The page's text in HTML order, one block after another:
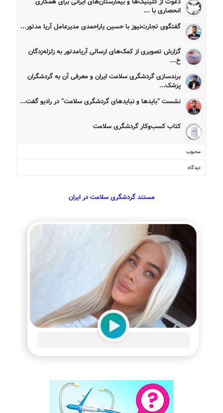
انحصاری با ...
گفتگوی تجارت‌نیوز با حسین یاراحمدی مدیرعامل آریا مدتور...
گزارش تصویری از کمک‌های ارسالی آریامدتور به زلزله‌زدگان
خ...
برندسازی گردشگری سلامت ایران و معرفی آن به گردشگران
پزشک...
نشست “بایدها و نبایدهای گردشگری سلامت” در رادیو گفت...
کتاب کسب‌وکار گردشگری سلامت
محبوب
دیدگاه
مستند گردشگری سلامت در ایران